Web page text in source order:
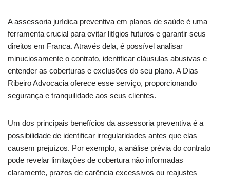
A assessoria jurídica preventiva em planos de saúde é uma
ferramenta crucial para evitar litígios futuros e garantir seus
direitos em Franca. Através dela, é possível analisar
minuciosamente o contrato, identificar cláusulas abusivas e
entender as coberturas e exclusões do seu plano. A Dias
Ribeiro Advocacia oferece esse serviço, proporcionando
segurança e tranquilidade aos seus clientes.
Um dos principais benefícios da assessoria preventiva é a
possibilidade de identificar irregularidades antes que elas
causem prejuízos. Por exemplo, a análise prévia do contrato
pode revelar limitações de cobertura não informadas
claramente, prazos de carência excessivos ou reajustes